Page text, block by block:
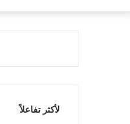
لأكثر تفاعلاً